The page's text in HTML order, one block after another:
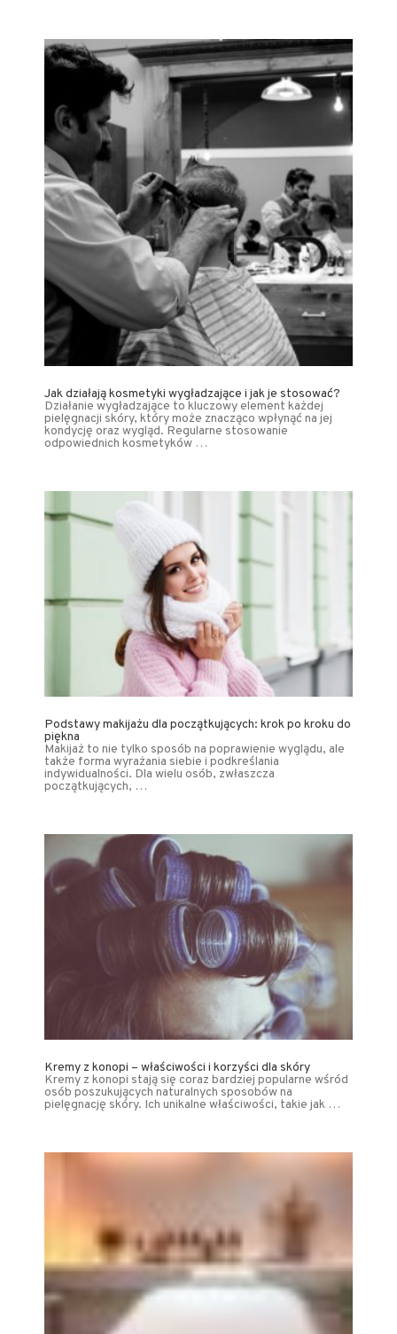
Jak działają kosmetyki wygładzające i jak je stosować?
Działanie wygładzające to kluczowy element każdej
pielęgnacji skóry, który może znacząco wpłynąć na jej
kondycję oraz wygląd. Regularne stosowanie
odpowiednich kosmetyków …
Podstawy makijażu dla początkujących: krok po kroku do
piękna
Makijaż to nie tylko sposób na poprawienie wyglądu, ale
także forma wyrażania siebie i podkreślania
indywidualności. Dla wielu osób, zwłaszcza
początkujących, …
Kremy z konopi – właściwości i korzyści dla skóry
Kremy z konopi stają się coraz bardziej popularne wśród
osób poszukujących naturalnych sposobów na
pielęgnację skóry. Ich unikalne właściwości, takie jak …